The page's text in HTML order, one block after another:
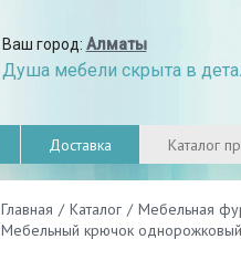
Ваш город: Алматы
Душа мебели скрыта в
Доставка Каталог
Главная / Каталог / Мебельная
Мебельный крючок